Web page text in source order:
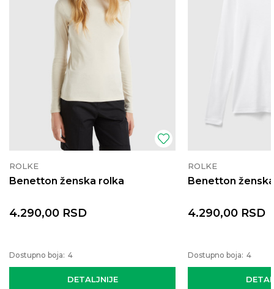
ROLKE
Benetton ženska rolka
DETALJNIJE
4.290,00 RSD
Dostupno boja: 4
ROLKE
Benetton
4.290,00 RSD
Dostupno boja: 4